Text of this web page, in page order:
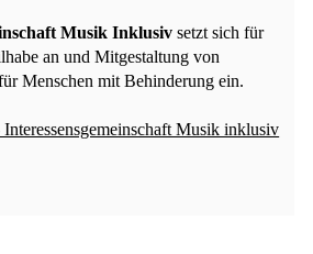
Musik Inklusiv setzt sich für
an und Mitgestaltung von
Menschen mit Behinderung ein.
Musik inklusiv